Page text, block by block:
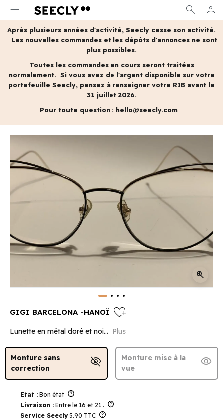
menu search person
MON
Après plusieurs années d'activité, Seecly cesse son activité.
Les nouvelles commandes et les dépôts d'annonces ne sont
plus possibles.
Toutes les commandes en cours seront traitées
normalement. Si vous avez de l'argent disponible sur votre
portefeuille Seecly, pensez à renseigner votre RIB avant le
31 juillet 2026.
Pour toute question : hello@seecly.com
zoom_in
GIGI BARCELONA -HANOÏ heart_plus
Lunette en métal doré et noi... Plus
Monture sans
correction
visibility_off
Monture mise à la
vue
visibility
Etat : Bon état help
Livraison : Entre le 16 et 21 . help
Service Seecly 5.90 TTC help